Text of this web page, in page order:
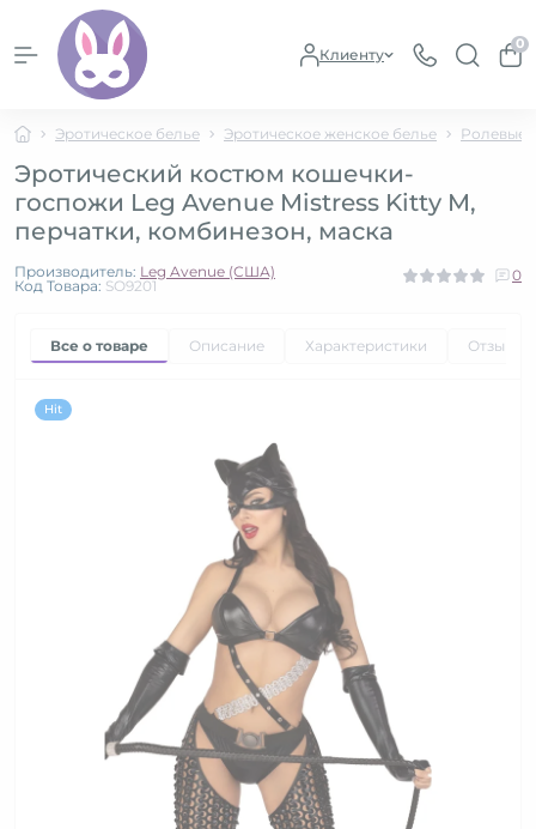
Клиенту
0
Эротическое белье Эротическое женское белье Ролевые
Эротический костюм кошечки-
госпожи Leg Avenue Mistress Kitty M,
перчатки, комбинезон, маска
Производитель: Leg Avenue (США)
Код Товара: SO9201
0
Все о товаре Описание Характеристики Отзывы
Hit